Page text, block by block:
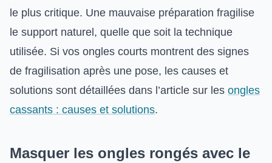
le plus critique. Une mauvaise préparation fragilise
le support naturel, quelle que soit la technique
utilisée. Si vos ongles courts montrent des signes
de fragilisation après une pose, les causes et
solutions sont détaillées dans l’article sur les ongles
cassants : causes et solutions.
Masquer les ongles rongés avec le